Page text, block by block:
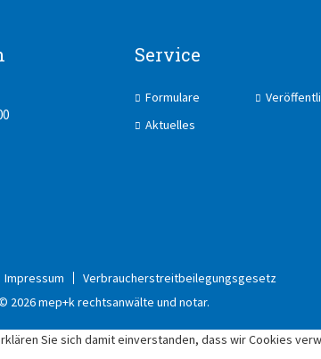
Service
Formulare
Aktuelles
Impressum
Verbraucherstreitbeilegungsgesetz
2026 mep+k rechtsanwälte und notar.
Sie sich damit einverstanden, dass wir Cookies